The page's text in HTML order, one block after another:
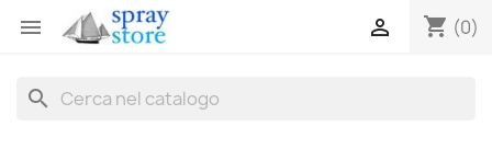
 shopping_cart (0)

search